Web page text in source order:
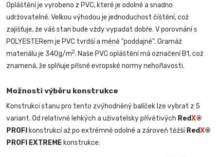
Opláštění je vyrobeno z PVC, které je odolné a snadno
udržovatelné. Velkou výhodou je jednoduchost čištění, což
zajišťuje, že váš stan bude vždy vypadat dobře. V porovnání s
POLYESTERem je PVC tvrdší a méně "poddajné". Gramáž
materiálu je 340g/m2. Naše PVC opláštění má označení B1, což
znamená, že splňuje přísné evropské normy nehořlavosti.
Možnosti výběru konstrukce
Konstrukci stanu pro tento zvýhodněný balíček lze vybrat z 5
variant. Od relativně lehkých a uživatelsky přívětivých RedX®
PROFI konstrukcí až po extrémně odolné a zároveň těžší RedX®
PROFI EXTREME konstrukce: